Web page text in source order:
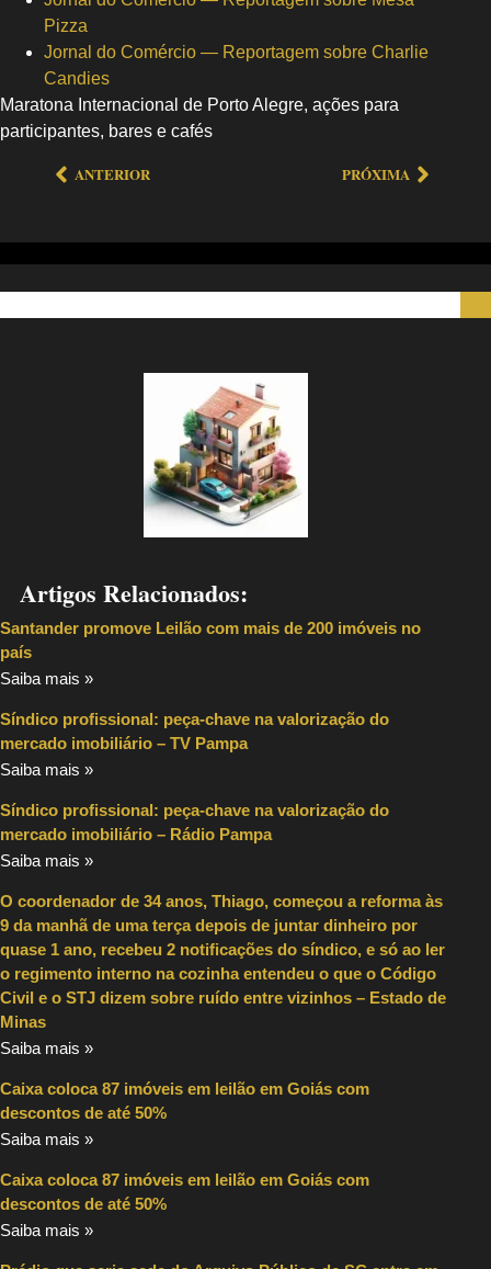
Pizza
Jornal do Comércio — Reportagem sobre Charlie
Candies
Maratona Internacional de Porto Alegre, ações para
participantes, bares e cafés
ANTERIOR PRÓXIMA
Artigos Relacionados:
Santander promove Leilão com mais de 200 imóveis no
país
Saiba mais »
Síndico profissional: peça-chave na valorização do
mercado imobiliário – TV Pampa
Saiba mais »
Síndico profissional: peça-chave na valorização do
mercado imobiliário – Rádio Pampa
Saiba mais »
O coordenador de 34 anos, Thiago, começou a reforma às
9 da manhã de uma terça depois de juntar dinheiro por
quase 1 ano, recebeu 2 notificações do síndico, e só ao ler
o regimento interno na cozinha entendeu o que o Código
Civil e o STJ dizem sobre ruído entre vizinhos – Estado de
Minas
Saiba mais »
Caixa coloca 87 imóveis em leilão em Goiás com
descontos de até 50%
Saiba mais »
Caixa coloca 87 imóveis em leilão em Goiás com
descontos de até 50%
Saiba mais »